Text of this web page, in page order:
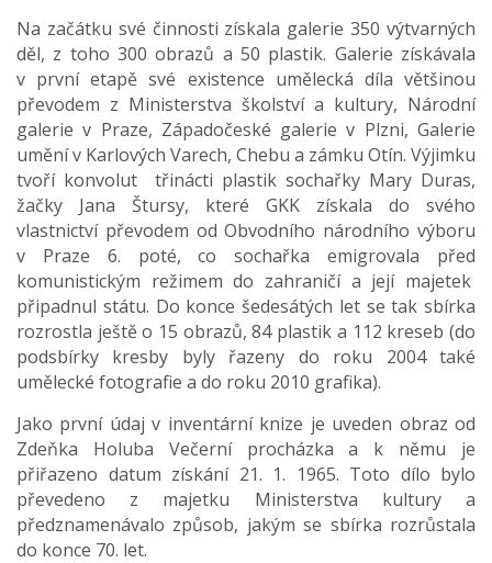
Na začátku své činnosti získala galerie 350 výtvarných
děl, z toho 300 obrazů a 50 plastik. Galerie získávala
v první etapě své existence umělecká díla většinou
převodem z Ministerstva školství a kultury, Národní
galerie v Praze, Západočeské galerie v Plzni, Galerie
umění v Karlových Varech, Chebu a zámku Otín. Výjimku
tvoří konvolut třinácti plastik sochařky Mary Duras,
žačky Jana Štursy, které GKK získala do svého
vlastnictví převodem od Obvodního národního výboru
v Praze 6. poté, co sochařka emigrovala před
komunistickým režimem do zahraničí a její majetek
připadnul státu. Do konce šedesátých let se tak sbírka
rozrostla ještě o 15 obrazů, 84 plastik a 112 kreseb (do
podsbírky kresby byly řazeny do roku 2004 také
umělecké fotografie a do roku 2010 grafika).
Jako první údaj v inventární knize je uveden obraz od
Zdeňka Holuba Večerní procházka a k němu je
přiřazeno datum získání 21. 1. 1965. Toto dílo bylo
převedeno z majetku Ministerstva kultury a
předznamenávalo způsob, jakým se sbírka rozrůstala
do konce 70. let.